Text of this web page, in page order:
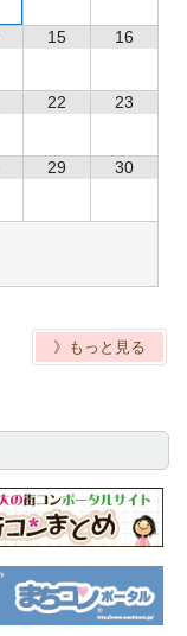
15 16
22 23
29 30
》もっと見る